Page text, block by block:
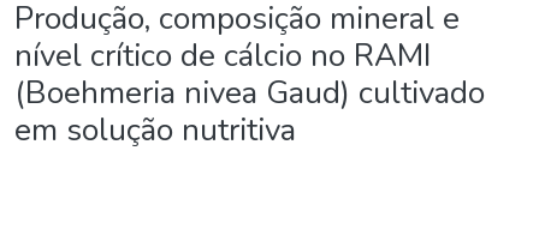
Produção, composição mineral e
nível crítico de cálcio no RAMI
(Boehmeria nivea Gaud) cultivado
em solução nutritiva